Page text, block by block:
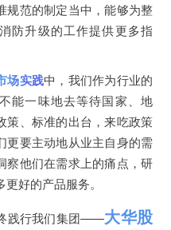
规范的制定当中，能够为整
防升级的工作提供更多指
场实践中，我们作为行业的
能一味地去等待国家、地
策、标准的出台，来吃政策
更要主动地从业主自身的需
察他们在需求上的痛点，研
好的产品服务。
践行我们集团——大华股